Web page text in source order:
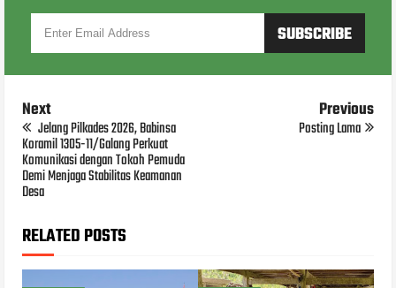
Next
Jelang Pilkades 2026, Babinsa
Koramil 1305-11/Galang Perkuat
Komunikasi dengan Tokoh Pemuda
Demi Menjaga Stabilitas Keamanan
Desa
Previous
Posting Lama
RELATED POSTS